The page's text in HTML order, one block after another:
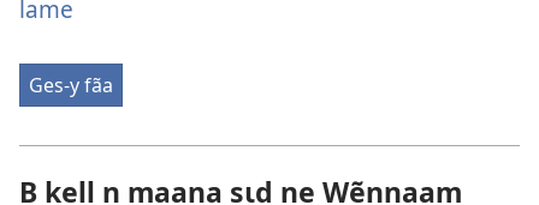
lame
Ges-y fãa
B kell n maana sɩd ne Wẽnnaam